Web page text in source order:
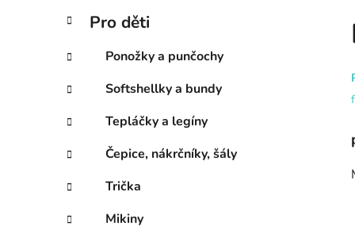
P
s
r
a
n
í
p
a
Přeskočit
kategorie
K
a
e
g
o
r
e
Pro děti
Ponožky a punčochy
Softshellky a bundy
Tepláčky a legíny
Čepice, nákrčníky, šály
Trička
Mikiny